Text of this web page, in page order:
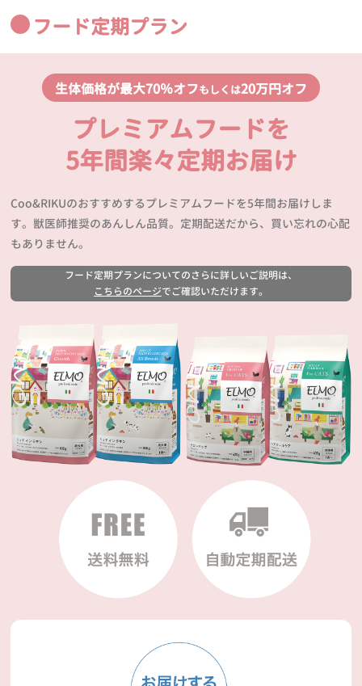
フード定期プラン
生体価格が最大70％オフもしくは20万円オフ
プレミアムフードを
5年間楽々定期お届け
Coo&RIKUのおすすめするプレミアムフードを5年間お届けしま
す。獣医師推奨のあんしん品質。定期配送だから、買い忘れの心配
もありません。
フード定期プランについてのさらに詳しいご説明は、
こちらのページでご確認いただけます。